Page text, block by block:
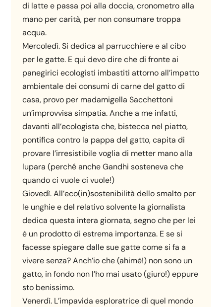
di latte e passa poi alla doccia, cronometro alla
mano per carità, per non consumare troppa
acqua.
Mercoledì. Si dedica al parrucchiere e al cibo
per le gatte. E qui devo dire che di fronte ai
panegirici ecologisti imbastiti attorno all’impatto
ambientale dei consumi di carne del gatto di
casa, provo per madamigella Sacchettoni
un’improvvisa simpatia. Anche a me infatti,
davanti all’ecologista che, bistecca nel piatto,
pontifica contro la pappa del gatto, capita di
provare l’irresistibile voglia di metter mano alla
lupara (perché anche Gandhi sosteneva che
quando ci vuole ci vuole!)
Giovedì. All’eco(in)sostenibilità dello smalto per
le unghie e del relativo solvente la giornalista
dedica questa intera giornata, segno che per lei
è un prodotto di estrema importanza. E se si
facesse spiegare dalle sue gatte come si fa a
vivere senza? Anch’io che (ahimè!) non sono un
gatto, in fondo non l’ho mai usato (giuro!) eppure
sto benissimo.
Venerdì. L’impavida esploratrice di quel mondo